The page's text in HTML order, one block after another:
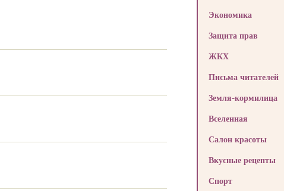
Экономика
Защита прав
ЖКХ
Письма читателей
Земля-кормилица
Вселенная
Салон красоты
Вкусные рецепты
Спорт